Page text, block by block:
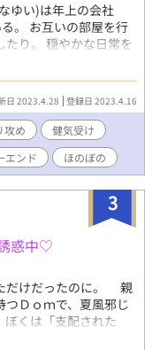
ゆい)は年上の会社
。 お互いの部屋を行
り。 穏やかな日常を
だけど、結は悩みを
年もたつのに、最後ま
遂げられるのか試行錯
苦戦を強いられるばか
トラブルが起きて
途で尽くしたい健気
流れ上、１話あたり
了承ください。 ※全14
シーンは予告なく入り
くて考えたお話でし
ピソードを追加、改稿
ければ生まれなかっ
りがとうございまし
Fujossyにも同時掲載
ました！読んでくださ
ます♡
日 2023.4.28 登録日 2023.4.16
攻め
健気受け
エンド ほのぼの
3
惑中♡
だけだったのに。 親
Ｄｏｍで、夏風邪じ
ぼくは「支配された
親友の言葉が、『命